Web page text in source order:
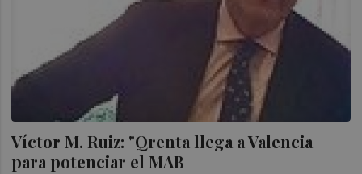
Víctor M. Ruiz: "Qrenta llega a Valencia
para potenciar el MAB